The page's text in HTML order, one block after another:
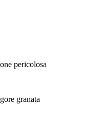
pericolosa
granata